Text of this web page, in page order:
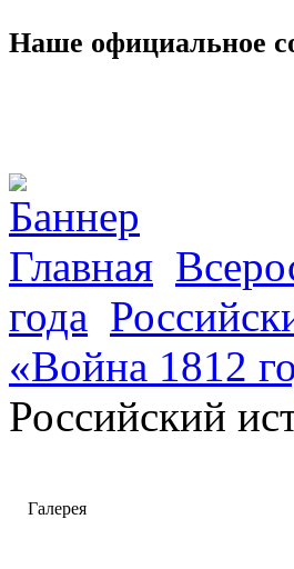
Наше официальное
Главная
года
«Война 1812
Российский
Галерея